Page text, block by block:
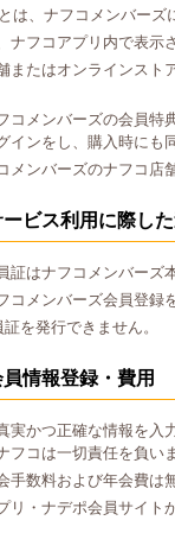
は、ナフコメンバー
ナフコアプリ内で表
またはオンラインス
コメンバーズの会員
インをし、購入時にも
メンバーズのナフコ
ビス利用に際し
証はナフコメンバーズ
メンバーズ会員登録
を発行できません。
情報登録・費用
実かつ正確な情報を
コは一切責任を負い
手数料および年会費は
リ・ナデポ会員サイト